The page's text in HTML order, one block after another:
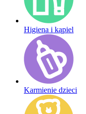
Higiena i kąpiel
Karmienie dzieci